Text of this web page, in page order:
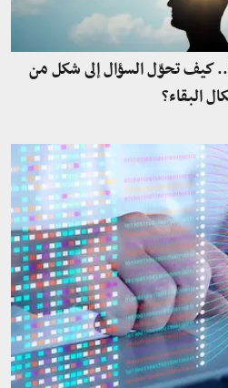
كيف تحوّل السؤال إلى شكل من
البقاء؟